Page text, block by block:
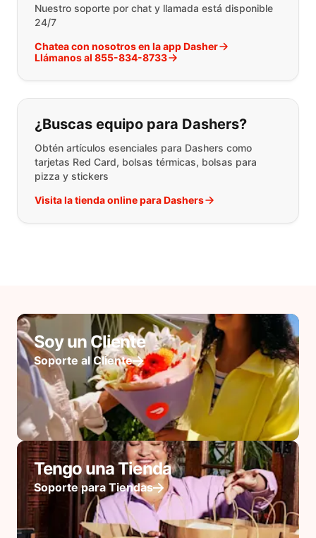
Nuestro soporte por chat y llamada está disponible
24/7
Chatea con nosotros en la app Dasher
Llámanos al 855-834-8733
¿Buscas equipo para Dashers?
Obtén artículos esenciales para Dashers como
tarjetas Red Card, bolsas térmicas, bolsas para
pizza y stickers
Visita la tienda online para Dashers
Soy un Cliente
Soporte al Cliente
Tengo una Tienda
Soporte para Tiendas